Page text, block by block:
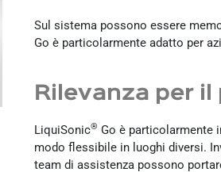
Sul sistema possono essere
Go è particolarmente adatto per
Rilevanza per
LiquiSonic® Go è particolarmente
modo flessibile in luoghi diversi.
team di assistenza possono